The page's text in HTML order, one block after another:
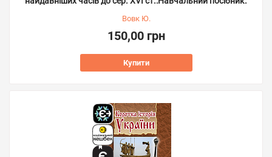
Вовк Ю.
150,00 грн
Купити